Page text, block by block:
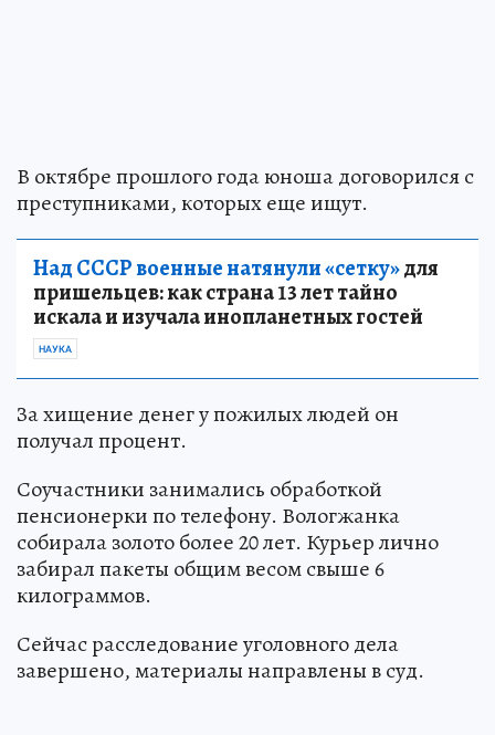
В октябре прошлого года юноша договорился с
преступниками, которых еще ищут.
Над СССР военные натянули «сетку»для
пришельцев: как страна 13 лет тайно
искала и изучала инопланетных гостей
НАУКА
За хищение денег у пожилых людей он
получал процент.
Соучастники занимались обработкой
пенсионерки по телефону. Вологжанка
собирала золото более 20 лет. Курьер лично
забирал пакеты общим весом свыше 6
килограммов.
Сейчас расследование уголовного дела
завершено, материалы направлены в суд.